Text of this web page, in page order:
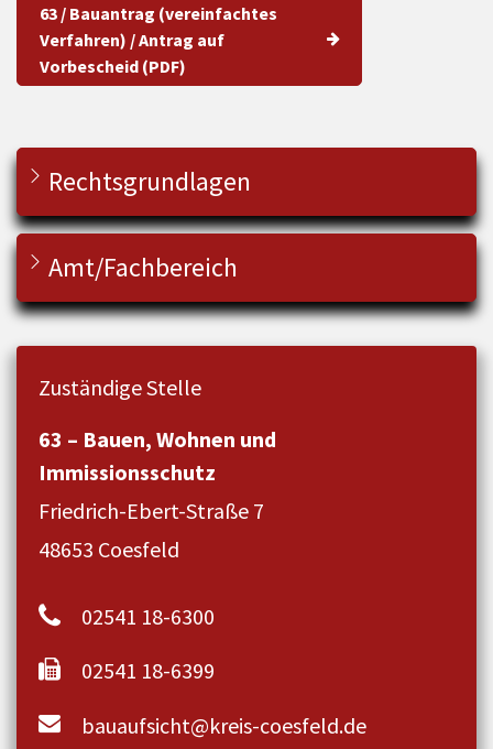
63 / Bauantrag (vereinfachtes
Verfahren) / Antrag auf
Vorbescheid (PDF)
Rechtsgrundlagen
Amt/Fachbereich
Zuständige Stelle
63 – Bauen, Wohnen und
Immissionsschutz
Friedrich-Ebert-Straße 7
48653 Coesfeld
02541 18-6300
02541 18-6399
bauaufsicht@kreis-coesfeld.de